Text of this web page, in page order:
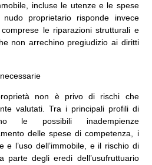
incluse le utenze e le spese
proprietario risponde invece
le riparazioni strutturali e
non arrechino pregiudizio ai diritti
non è privo di rischi che
valutati. Tra i principali profili di
le possibili inadempienze
delle spese di competenza, i
e l’uso dell’immobile, e il rischio di
parte degli eredi dell’usufruttuario